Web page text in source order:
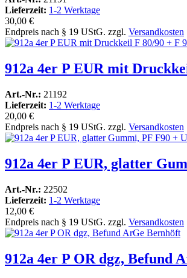
Lieferzeit: 1-2 Werktage
30,00 €
Endpreis nach § 19 UStG. zzgl. Versandkosten
912a 4er P EUR mit
Art.-Nr.: 21192
Lieferzeit: 1-2 Werktage
20,00 €
Endpreis nach § 19 UStG. zzgl. Versandkosten
912a 4er P EUR, glatter
Art.-Nr.: 22502
Lieferzeit: 1-2 Werktage
12,00 €
Endpreis nach § 19 UStG. zzgl. Versandkosten
912a 4er P OR dgz, Befund